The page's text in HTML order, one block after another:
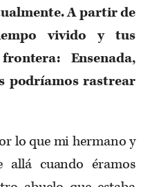
A partir de
vivido y tus
Ensenada,
podríamos rastrear
lo que mi hermano y
allá cuando éramos